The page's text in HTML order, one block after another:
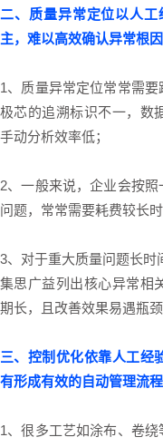
二、质量异常定位以人
主，难以高效确认异常根因
1、质量异常定位常常需
极芯的追溯标识不一，数
手动分析效率低；
2、一般来说，企业会按
问题，常常需要耗费较长
3、对于重大质量问题长
集思广益列出核心异常相
期长，且改善效果易遇瓶颈
三、控制优化依靠人工经
有形成有效的自动管理流
1、很多工艺如涂布、卷绕